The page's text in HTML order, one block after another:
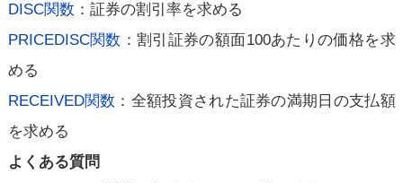
DISC関数 ：証券の割引率を求める
PRICEDISC関数 ：割引証券の額面100あたりの価格を求
める
RECEIVED関数 ：全額投資された証券の満期日の支払額
を求める
よくある質問